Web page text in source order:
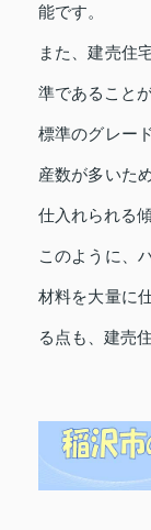
能です。
また、建売住
準であること
標準のグレー
産数が多いた
仕入れられる
このように、
材料を大量に
る点も、建売